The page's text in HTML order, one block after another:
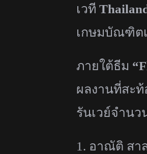
เวที
เกษมบัณฑิต
ภายใต้ธีม
ผลงานที่สะ
รันเวย์จำนว
1. อาณัติ สา